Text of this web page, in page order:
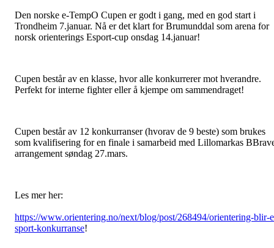
Den norske e-TempO Cupen er godt i gang, med en god start i
Trondheim 7.januar. Nå er det klart for Brumunddal som arena for
norsk orienterings Esport-cup onsdag 14.januar!
Cupen består av en klasse, hvor alle konkurrerer mot hverandre.
Perfekt for interne fighter eller å kjempe om sammendraget!
Cupen består av 12 konkurranser (hvorav de 9 beste) som brukes
som kvalifisering for en finale i samarbeid med Lillomarkas
arrangement søndag 27.mars.
Les mer her:
https://www.orientering.no/next/blog/post/268494/orientering-blir-
sport-konkurranse!